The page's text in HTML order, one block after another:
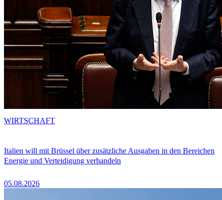
Italien will mit Brüssel über zusätzliche Ausgaben in den Bereichen
Energie und Verteidigung verhandeln
05.08.2026
WIRTSCHAFT